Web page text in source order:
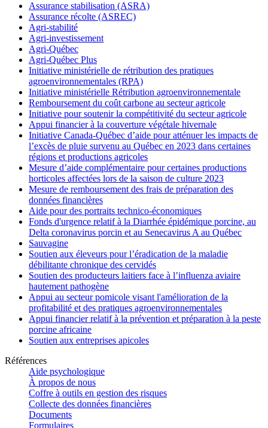
Assurance stabilisation (ASRA)
Assurance récolte (ASREC)
Agri-stabilité
Agri-investissement
Agri-Québec
Agri-Québec Plus
Initiative ministérielle de rétribution des pratiques
agroenvironnementales (RPA)
Initiative ministérielle Rétribution agroenvironnementale
Remboursement du coût carbone au secteur agricole
Initiative pour soutenir la compétitivité du secteur agricole
Appui financier à la couverture végétale hivernale
Initiative Canada-Québec d’aide pour atténuer les impacts de
l’excès de pluie survenu au Québec en 2023 dans certaines
régions et productions agricoles
Mesure d’aide complémentaire pour certaines productions
horticoles affectées lors de la saison de culture 2023
Mesure de remboursement des frais de préparation des
données financières
Aide pour des portraits technico-économiques
Fonds d'urgence relatif à la Diarrhée épidémique porcine, au
Delta coronavirus porcin et au Senecavirus A au Québec
Sauvagine
Soutien aux éleveurs pour l’éradication de la maladie
débilitante chronique des cervidés
Soutien des producteurs laitiers face à l’influenza aviaire
hautement pathogène
Appui au secteur pomicole visant l'amélioration de la
profitabilité et des pratiques agroenvironnementales
Appui financier relatif à la prévention et préparation à la peste
porcine africaine
Soutien aux entreprises apicoles
Références
Aide psychologique
À propos de nous
Coffre à outils en gestion des risques
Collecte des données financières
Documents
Formulaires